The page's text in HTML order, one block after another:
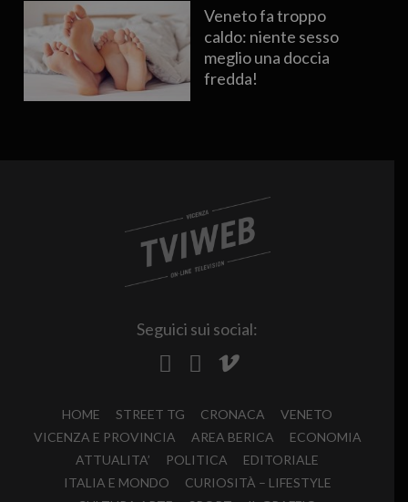
Veneto fa troppo
caldo: niente sesso
meglio una doccia
fredda!
Seguici sui social:
HOME STREET TG CRONACA
VENETO
VICENZA E PROVINCIA
AREA BERICA
ECONOMIA
ATTUALITA’
POLITICA
EDITORIALE
ITALIA E MONDO
CURIOSITÀ – LIFESTYLE